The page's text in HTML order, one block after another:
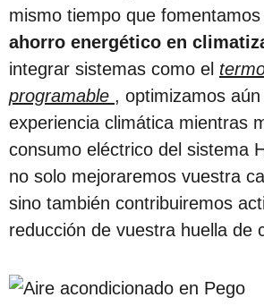
mismo tiempo que
ahorro energético en
integrar sistemas como el
programable , optimizamos
experiencia climática mientras
consumo eléctrico del sistema
no solo mejoraremos vuestra
sino también contribuiremos
reducción de vuestra huella de